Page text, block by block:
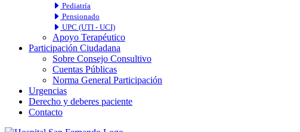
Pediatría
Pensionado
UPC (UTI - UCI)
Apoyo Terapéutico
Participación Ciudadana
Sobre Consejo Consultivo
Cuentas Públicas
Norma General Participación
Urgencias
Derecho y deberes paciente
Contacto